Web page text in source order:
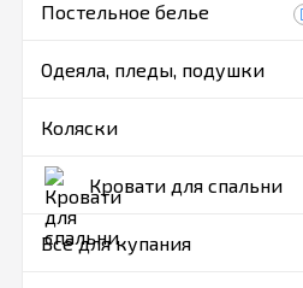
Постельное белье
Одеяла, пледы, подушки
Коляски
Кровати для спальни
Все для купания